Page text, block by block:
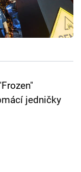
jedničky